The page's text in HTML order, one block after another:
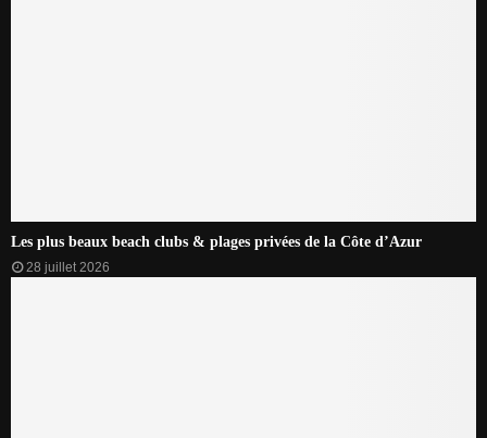
Les plus beaux beach clubs & plages privées de la Côte d’Azur
28 juillet 2026